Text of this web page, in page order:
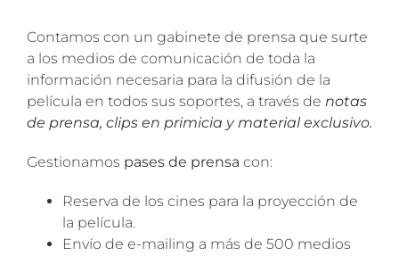
Contamos con un gabinete de prensa que surte
a los medios de comunicación de toda la
información necesaria para la difusión de la
película en todos sus soportes, a través de notas
de prensa, clips en primicia y material exclusivo.
Gestionamos pases de prensa con:
Reserva de los cines para la proyección de
la película.
Envío de e-mailing a más de 500 medios